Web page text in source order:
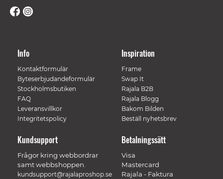
Info
Kontaktformulär
Byteserbjudandeformulär
Stockholmsbutiken
FAQ
Leveransvillkor
Integritetspolicy
Inspiration
Frame
Swap It
Rajala B2B
Rajala Blogg
Bakom Bilden
Beställ nyhetsbrev
Betalningssätt
Visa
Mastercard
Rajala - Faktura
Kundsupport
Frågor kring webbordrar
samt webbshoppen.
kundsupport@rajalaproshop.se